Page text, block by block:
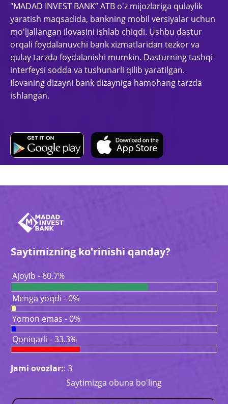
"MADAD INVEST BANK” ATB o'z mijozlariga qulaylik
yaratish maqsadida, bankning mobil versiyalar uchun
mo'ljallangan ilovasini ishlab chiqdi. Ushbu dastur
orqali foydalanuvchi bank xizmatlaridan tezkor va
qulay tarzda foydalanishi mumkin. Dasturning tashqi
interfeysi sodda va tushunarli qilib yaratilgan.
Ilovaning dizayni bank dizayniga hamohang tarzda
ishlangan.
Saytimizning ko'rinishi qanday?
Ajoyib - 60.7%
Menga yoqdi - 0%
Yomon emas - 0%
Qoniqarli - 33.3%
Jami ovozlar:: 3
Saytimizga obuna bo'ling